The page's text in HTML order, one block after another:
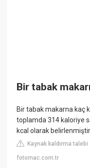
Bir tabak
Bir tabak makarna kaç
toplamda 314 kaloriye
kcal olarak belirlenmiştir.
Kaynak kaldırma talebi
fotomac.com.tr